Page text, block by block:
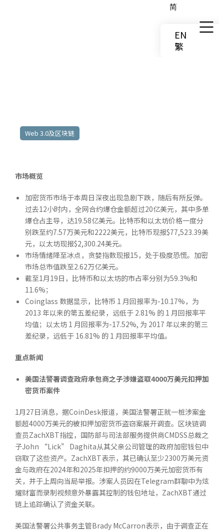
简
EN
繁
Web 3.0及区块链
市场概览
加密货币市场于本周日深夜出现急剧下跌，随后有所反弹。
过去12小时内，全网合约爆仓金额超过20亿美元，其中多单
爆仓占主导，达19.58亿美元。比特币和以太坊价格一度分
别跌至约7.57万美元和2222美元，比特币现报$77,523.39美
元，以太坊现报$2,300.24美元。
市场情绪降至冰点，贪婪指数现报15，处于极度恐慌。加密
市场总市值跌至2.62万亿美元。
截至1月19日，比特币和以太坊的市占率分别为59.3%和
11.6%；
Coinglass 数据显示，比特币 1 月回报率为-10.17%，为
2013 年以来的第五差纪录，远低于 2.81% 的 1 月回报率平
均值；以太坊 1 月回报率为-17.52%, 为 2017 年以来的第三
差纪录，远低于 16.81% 的 1 月回报率平均值。
重点新闻
美国法警署调查政府承包商之子涉嫌盗取4000万美元扣押加
密货币案件
1月27日消息，据CoinDesk报道，美国法警署正就一桩涉案金
额超4000万美元的被扣押加密货币盗窃案展开调查。区块链调
查员ZachXBT指控，国防部与司法部服务提供商CMDSS总裁之
子John “Lick” Daghita从其父亲公司管理的政府加密钱包中
窃取了这些资产。ZachXBT表示，其已确认至少2300万美元资
金与政府在2024年和2025年扣押的约9000万美元加密货币有
关，并于上周向当局举报。涉案人员因在Telegram群聊中为炫
耀财富而录制视频意外暴露其控制的钱包地址，ZachXBT通过
链上追踪确认了资金关联。
美国法警署公共事务主管Brady McCarron表示，由于调查正在